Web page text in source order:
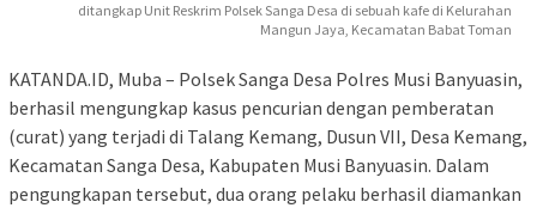
ditangkap Unit Reskrim Polsek Sanga Desa di sebuah kafe di Kelurahan
Mangun Jaya, Kecamatan Babat Toman
KATANDA.ID, Muba – Polsek Sanga Desa Polres Musi Banyuasin,
berhasil mengungkap kasus pencurian dengan pemberatan
(curat) yang terjadi di Talang Kemang, Dusun VII, Desa Kemang,
Kecamatan Sanga Desa, Kabupaten Musi Banyuasin. Dalam
pengungkapan tersebut, dua orang pelaku berhasil diamankan